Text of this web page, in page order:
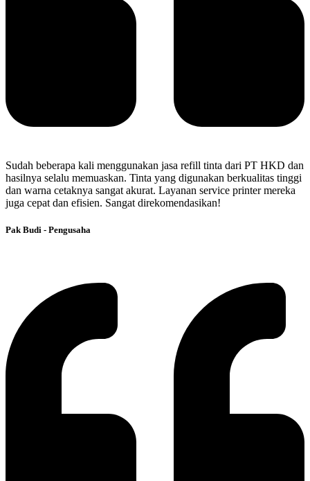
Sudah beberapa kali menggunakan jasa refill tinta dari PT HKD dan
hasilnya selalu memuaskan. Tinta yang digunakan berkualitas tinggi
dan warna cetaknya sangat akurat. Layanan service printer mereka
juga cepat dan efisien. Sangat direkomendasikan!
Pak Budi - Pengusaha